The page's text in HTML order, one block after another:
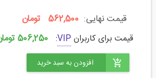
قیمت نهایی: 562,500 تومان
قیمت برای کاربران VIP
: 506,250 تومان